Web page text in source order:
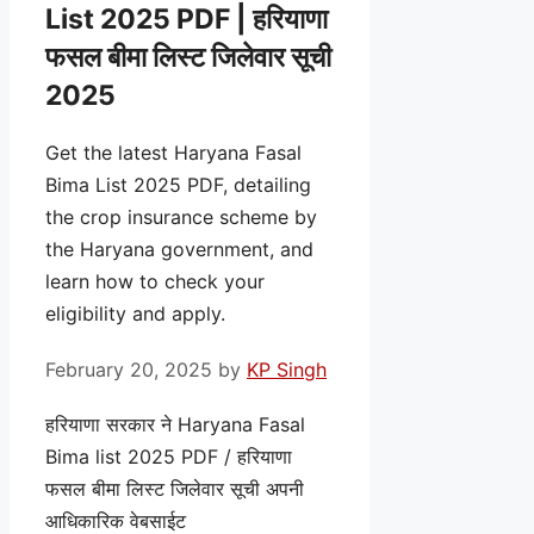
List 2025 PDF | हरियाणा
फसल बीमा लिस्ट जिलेवार सूची
2025
Get the latest Haryana Fasal
Bima List 2025 PDF, detailing
the crop insurance scheme by
the Haryana government, and
learn how to check your
eligibility and apply.
February 20, 2025 by KP Singh
हरियाणा सरकार ने Haryana Fasal
Bima list 2025 PDF / हरियाणा
फसल बीमा लिस्ट जिलेवार सूची अपनी
आधिकारिक वेबसाईट